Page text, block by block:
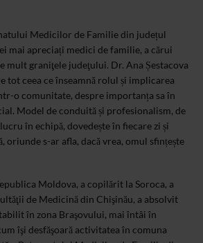
Medicilor de Familie din județul
mai apreciați medici de familie, a cărui
mult graniţele judeţului. Dr. Ana Șestacova
tot ceea ce înseamnă rolul și implicarea
o comunitate, despre importanța sa în
Model de conduită și profesionalism, de
în echipă, dovedește în fiecare zi și
oriunde s-ar afla, dacă vrea, omul sfințește
Moldova, a copilărit la Soroca, a
de Medicină din Chişinău, a absolvit
în zona Braşovului, mai întâi în
îşi desfăşoară activitatea în comuna